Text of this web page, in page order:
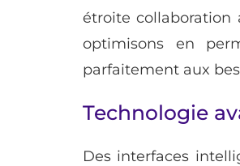
étroite collaboration
optimisons en
parfaitement aux
Technologie
Des interfaces